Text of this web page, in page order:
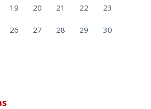
19 20 21 22 23
26 27 28 29 30